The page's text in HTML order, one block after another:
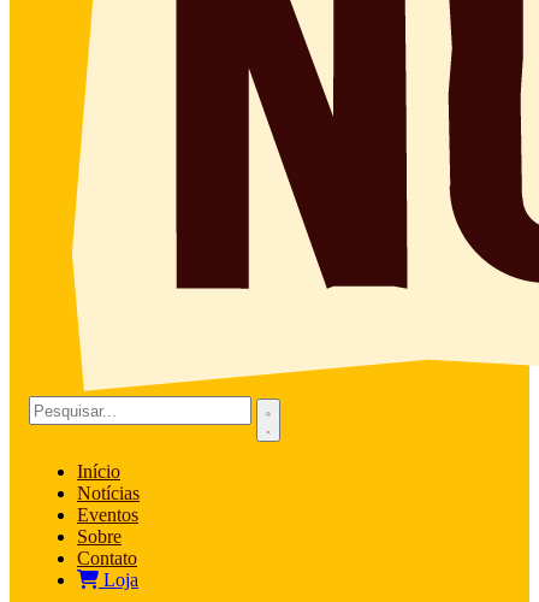
Início
Notícias
Eventos
Sobre
Contato
Loja